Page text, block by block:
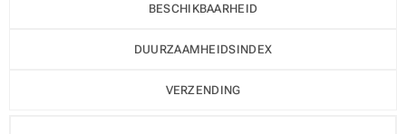
BESCHIKBAARHEID
DUURZAAMHEIDSINDEX
VERZENDING